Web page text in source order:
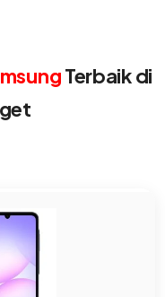
Terbaik di